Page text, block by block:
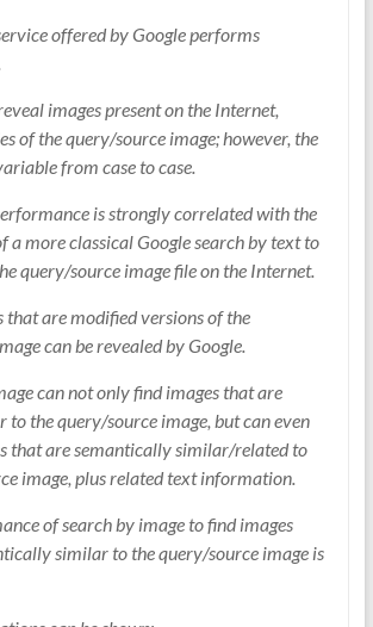
offered by Google performs
images present on the Internet,
of the query/source image; however, the
from case to case.
is strongly correlated with the
a more classical Google search by text to
query/source image file on the Internet.
that are modified versions of the
can be revealed by Google.
can not only find images that are
the query/source image, but can even
that are semantically similar/related to
image, plus related text information.
of search by image to find images
similar to the query/source image is